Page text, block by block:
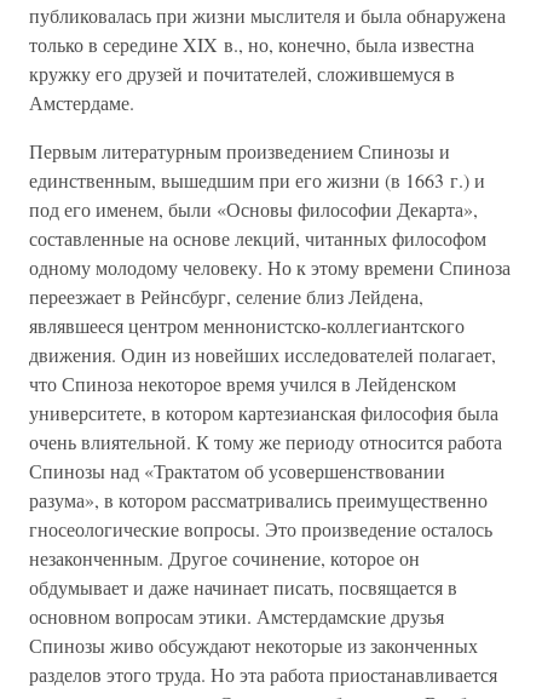
публиковалась при жизни мыслителя и была обнаружена
только в середине XIX в., но, конечно, была известна
кружку его друзей и почитателей, сложившемуся в
Амстердаме.
Первым литературным произведением Спинозы и
единственным, вышедшим при его жизни (в 1663 г.) и
под его именем, были «Основы философии Декарта»,
составленные на основе лекций, читанных философом
одному молодому человеку. Но к этому времени Спиноза
переезжает в Рейнсбург, селение близ Лейдена,
являвшееся центром меннонистско-коллегиантского
движения. Один из новейших исследователей полагает,
что Спиноза некоторое время учился в Лейденском
университете, в котором картезианская философия была
очень влиятельной. К тому же периоду относится работа
Спинозы над «Трактатом об усовершенствовании
разума», в котором рассматривались преимущественно
гносеологические вопросы. Это произведение осталось
незаконченным. Другое сочинение, которое он
обдумывает и даже начинает писать, посвящается в
основном вопросам этики. Амстердамские друзья
Спинозы живо обсуждают некоторые из законченных
разделов этого труда. Но эта работа приостанавливается